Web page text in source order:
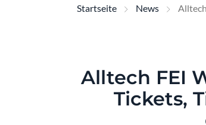
Startseite News
Alltech FEI
Tickets,